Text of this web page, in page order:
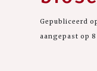
Gepubliceerd
aangepast op 8